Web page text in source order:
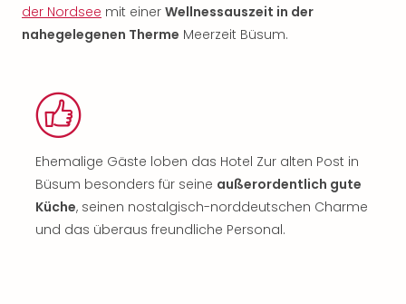
der Nordsee mit einer Wellnessauszeit in der
nahegelegenen Therme Meerzeit Büsum.
Ehemalige Gäste loben das Hotel Zur alten Post in
Büsum besonders für seine außerordentlich gute
Küche, seinen nostalgisch-norddeutschen Charme
und das überaus freundliche Personal.